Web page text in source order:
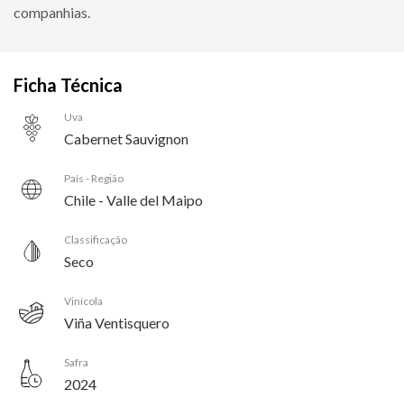
companhias.
Ficha Técnica
Uva
Cabernet Sauvignon
País - Região
Chile - Valle del Maipo
Classificação
Seco
Vinícola
Viña Ventisquero
Safra
2024